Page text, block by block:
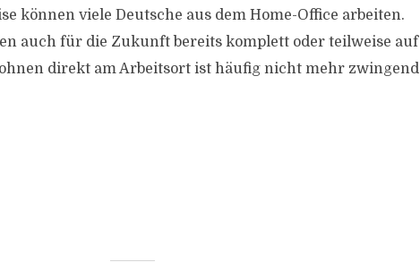
können viele Deutsche aus dem Home-Office arbeiten.
auch für die Zukunft bereits komplett oder teilweise auf
direkt am Arbeitsort ist häufig nicht mehr zwingend